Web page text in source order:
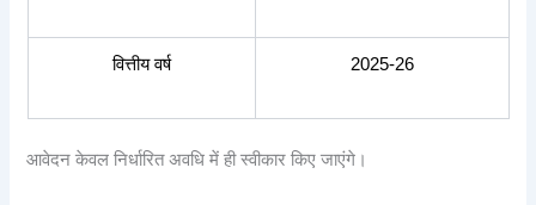
वित्तीय वर्ष 2025-26
आवेदन केवल निर्धारित अवधि में ही स्वीकार किए जाएंगे।